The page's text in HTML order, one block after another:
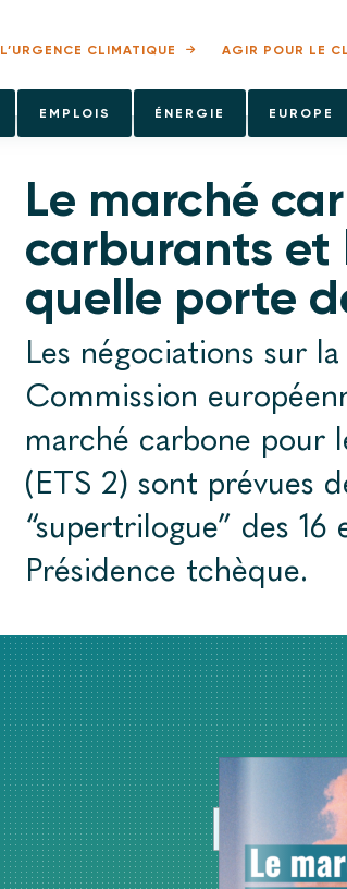
L’URGENCE CLIMATIQUE AGIR POUR LE
EMPLOIS ÉNERGIE EUROPE
Le marché
carburants et
quelle porte
Les négociations sur
Commission
marché carbone pour
(ETS 2) sont prévues
“supertrilogue” des
Présidence tchèque.